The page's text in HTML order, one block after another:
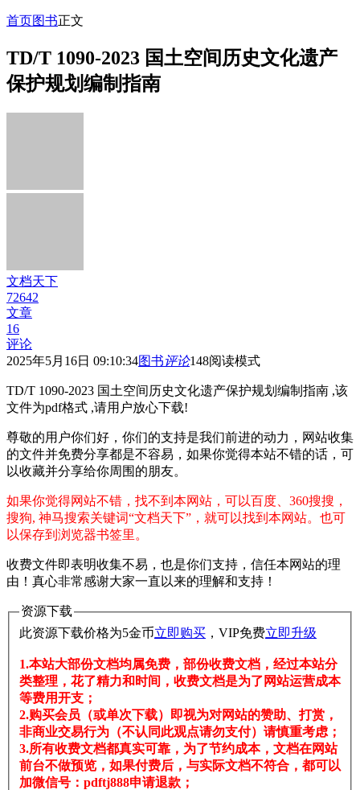
首页图书正文
TD/T 1090-2023 国土空间历史文化遗产
保护规划编制指南
文档天下
72642
文章
16
评论
2025年5月16日 09:10:34图书评论148阅读模式
TD/T 1090-2023 国土空间历史文化遗产保护规划编制指南 ,该
文件为pdf格式 ,请用户放心下载!
尊敬的用户你们好，你们的支持是我们前进的动力，网站收集
的文件并免费分享都是不容易，如果你觉得本站不错的话，可
以收藏并分享给你周围的朋友。
如果你觉得网站不错，找不到本网站，可以百度、360搜搜，
搜狗, 神马搜索关键词“文档天下”，就可以找到本网站。也可
以保存到浏览器书签里。
收费文件即表明收集不易，也是你们支持，信任本网站的理
由！真心非常感谢大家一直以来的理解和支持！
资源下载
此资源下载价格为5金币立即购买 ，VIP免费立即升级
1.本站大部份文档均属免费，部份收费文档，经过本站分
类整理，花了精力和时间，收费文档是为了网站运营成本
等费用开支；
2.购买会员（或单次下载）即视为对网站的赞助、打赏，
非商业交易行为（不认同此观点请勿支付）请慎重考虑；
3.所有收费文档都真实可靠，为了节约成本，文档在网站
前台不做预览，如果付费后，与实际文档不符合，都可以
加微信号：pdftj888申请退款；